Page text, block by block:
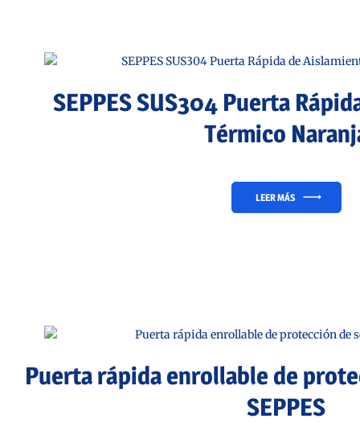
SEPPES SUS304 Puerta
Térmico
LEER MÁS
Puerta rápida enrollable de
SEPPES